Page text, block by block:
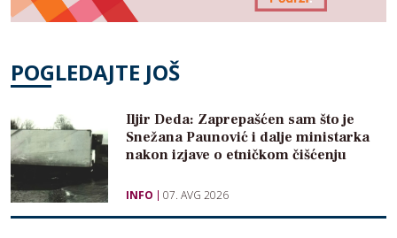
POGLEDAJTE JOŠ
Iljir Deda: Zaprepašćen sam što je
Snežana Paunović i dalje ministarka
nakon izjave o etničkom čišćenju
INFO 07. AVG 2026